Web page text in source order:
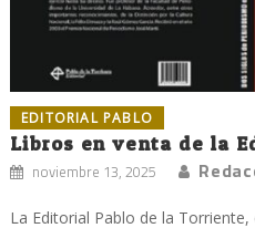
EDITORIAL PABLO
Libros en venta de la
noviembre 13, 2025
La Editorial Pablo de la